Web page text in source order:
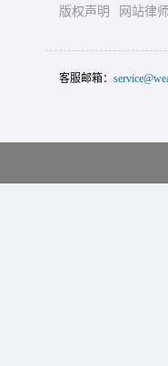
版权声明
网站律师
客服邮箱：